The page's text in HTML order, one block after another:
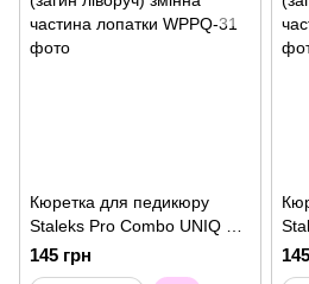
Кюретка для педикюру
Staleks Pro Combo UNIQ 31
(загин ліворуч) змінна
частина лопатки
145 грн